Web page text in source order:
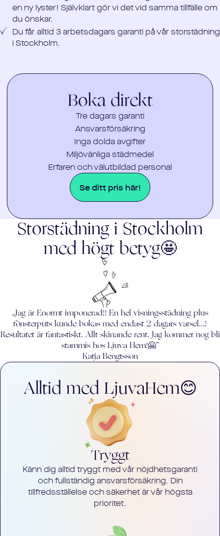
en ny lyster! Självklart gör vi det vid samma tillfälle om
du önskar.
Du får alltid 3 arbetsdagars garanti på vår storstädning
i Stockholm.
Boka direkt
Tre dagars garanti
Ansvarsförsäkring
Inga dolda avgifter
Miljövänliga städmedel
Erfaren och välutbildad personal
Se ditt pris här!
Storstädning i Stockholm
med högt betyg🤩
„Jag är Enormt imponerad!! En hel visningsstädning plus
fönsterputs kunde bokas med endast 2 dagars varsel...!
Resultatet är fantastiskt. Allt skinande rent. Jag kommer nog bli
stammis hos Ljuva Hem!🤗”
Katja Bengtsson
Alltid med LjuvaHem😊
Tryggt
Känn dig alltid tryggt med vår nöjdhetsgaranti
och fullständig ansvarsförsäkring. Din
tillfredsställelse och säkerhet är vår högsta
prioritet.